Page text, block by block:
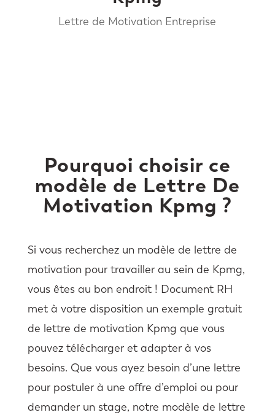
Lettre de Motivation Entreprise
Pourquoi choisir ce
modèle de Lettre De
Motivation Kpmg ?
Si vous recherchez un modèle de lettre de
motivation pour travailler au sein de Kpmg,
vous êtes au bon endroit ! Document RH
met à votre disposition un exemple gratuit
de lettre de motivation Kpmg que vous
pouvez télécharger et adapter à vos
besoins. Que vous ayez besoin d’une lettre
pour postuler à une offre d’emploi ou pour
demander un stage, notre modèle de lettre